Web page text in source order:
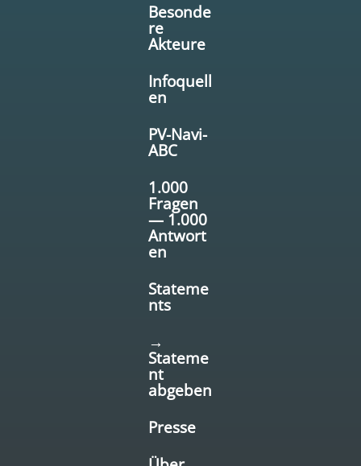
Besonde
re
Akteure
Infoquell
en
PV-Navi-
ABC
1.000
Fragen
— 1.000
Antwort
en
Stateme
nts
→
Stateme
nt
abgeben
Presse